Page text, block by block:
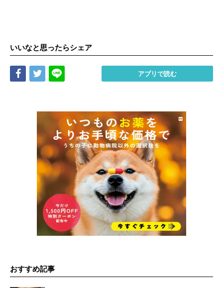
いいなと思ったらシェア
Share Tweet アプリで読む
おすすめ記事